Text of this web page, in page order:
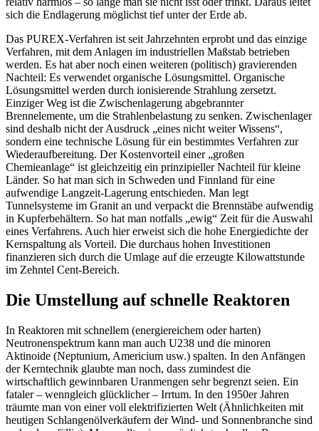
sich die Endlagerung möglichst tief unter der Erde ab.
Das PUREX-Verfahren ist seit Jahrzehnten erprobt und das einzige
Verfahren, mit dem Anlagen im industriellen Maßstab betrieben
werden. Es hat aber noch einen weiteren (politisch) gravierenden
Nachteil: Es verwendet organische Lösungsmittel. Organische
Lösungsmittel werden durch ionisierende Strahlung zersetzt.
Einziger Weg ist die Zwischenlagerung abgebrannter
Brennelemente, um die Strahlenbelastung zu senken. Zwischenlager
sind deshalb nicht der Ausdruck „eines nicht weiter Wissens“,
sondern eine technische Lösung für ein bestimmtes Verfahren zur
Wiederaufbereitung. Der Kostenvorteil einer „großen
Chemieanlage“ ist gleichzeitig ein prinzipieller Nachteil für kleine
Länder. So hat man sich in Schweden und Finnland für eine
aufwendige Langzeit-Lagerung entschieden. Man legt
Tunnelsysteme im Granit an und verpackt die Brennstäbe aufwendig
in Kupferbehältern. So hat man notfalls „ewig“ Zeit für die Auswahl
eines Verfahrens. Auch hier erweist sich die hohe Energiedichte der
Kernspaltung als Vorteil. Die durchaus hohen Investitionen
finanzieren sich durch die Umlage auf die erzeugte Kilowattstunde
im Zehntel Cent-Bereich.
Die Umstellung auf schnelle Reaktoren
In Reaktoren mit schnellem (energiereichem oder harten)
Neutronenspektrum kann man auch U238 und die minoren
Aktinoide (Neptunium, Americium usw.) spalten. In den Anfängen
der Kerntechnik glaubte man noch, dass zumindest die
wirtschaftlich gewinnbaren Uranmengen sehr begrenzt seien. Ein
fataler – wenngleich glücklicher – Irrtum. In den 1950er Jahren
träumte man von einer voll elektrifizierten Welt (Ähnlichkeiten mit
heutigen Schlangenölverkäufern der Wind- und Sonnenbranche sind